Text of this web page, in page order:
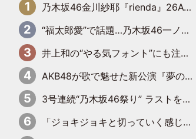
乃木坂46金川紗耶『rienda』26AW LOOKモデルに就任
“福太郎愛”で話題…乃木坂46一ノ瀬美空、地元福岡『めんべい25周年トップサポーター』に就任
井上和の“やる気フォント”にも注目 乃木坂46が挑んだ書道パフォーマンスの舞台裏
AKB48が歌で魅せた新公演『夢のポップスター』 初日から全身全霊のステージ
3号連続“乃木坂46祭り” ラストを飾るのは賀喜遥香…5年ぶりの登場に「5年分大人になった私を見ていただけたら」
「ジョキジョキと切っていく感じ」STU48中村舞、新しい挑戦は自らの手で